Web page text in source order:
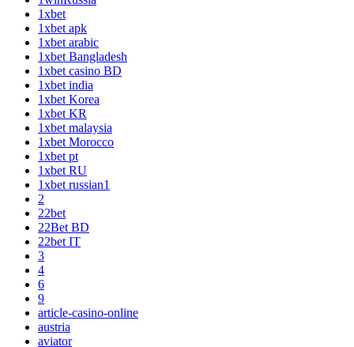
1xbet
1xbet apk
1xbet arabic
1xbet Bangladesh
1xbet casino BD
1xbet india
1xbet Korea
1xbet KR
1xbet malaysia
1xbet Morocco
1xbet pt
1xbet RU
1xbet russian1
2
22bet
22Bet BD
22bet IT
3
4
6
9
article-casino-online
austria
aviator